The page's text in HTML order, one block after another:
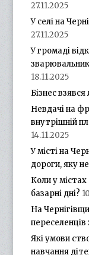
27.11.2025
У селі на
27.11.2025
У громаді
18.11.2025
Бізнес
Невдачі на
внутрішній
14.11.2025
У місті на
дороги, яку
Коли у
базарні дні?
На
переселенців
Які умови
навчання